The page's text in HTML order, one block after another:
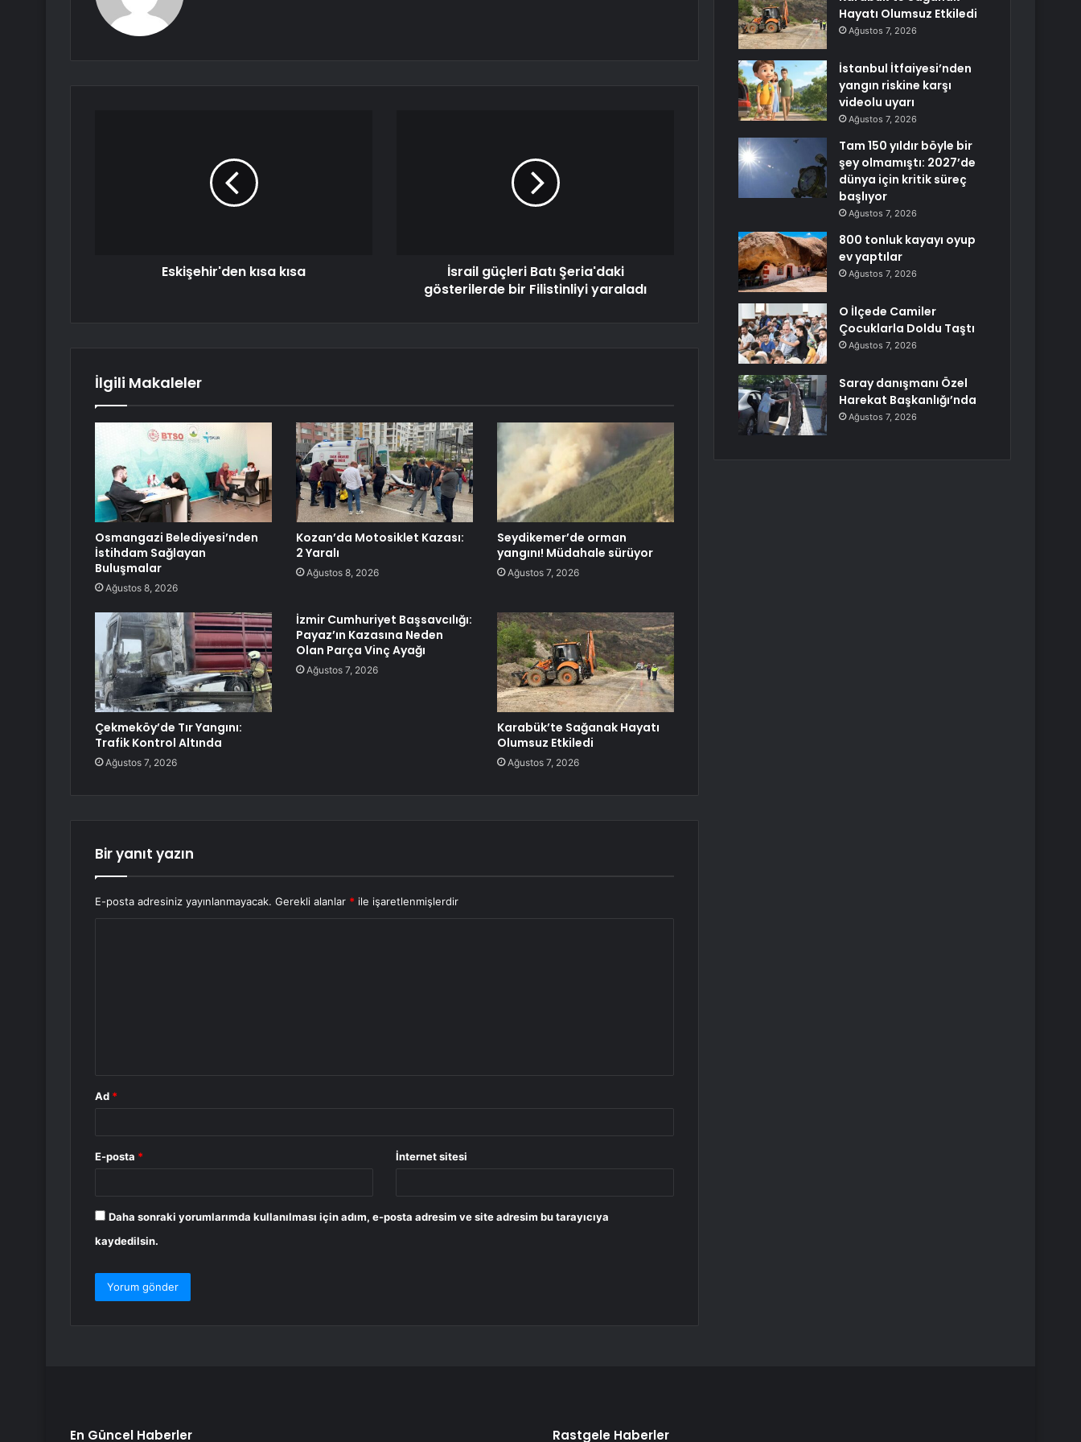
Eskişehir'den kısa kısa
İsrail güçleri Batı Şeria'daki
gösterilerde bir Filistinliyi yaraladı
İlgili Makaleler
Osmangazi Belediyesi’nden
İstihdam Sağlayan
Buluşmalar
Ağustos 8, 2026
Kozan’da Motosiklet Kazası:
2 Yaralı
Ağustos 8, 2026
Seydikemer’de orman
yangını! Müdahale sürüyor
Ağustos 7, 2026
Çekmeköy’de Tır Yangını:
Trafik Kontrol Altında
Ağustos 7, 2026
İzmir Cumhuriyet Başsavcılığı:
Payaz’ın Kazasına Neden
Olan Parça Vinç Ayağı
Ağustos 7, 2026
Karabük’te Sağanak Hayatı
Olumsuz Etkiledi
Ağustos 7, 2026
Bir yanıt yazın
E-posta adresiniz yayınlanmayacak. Gerekli alanlar * ile işaretlenmişlerdir
Ad *
E-posta * İnternet sitesi
Daha sonraki yorumlarımda kullanılması için adım, e-posta adresim ve site adresim bu tarayıcıya
kaydedilsin.
Hayatı Olumsuz Etkiledi
Ağustos 7, 2026
İstanbul İtfaiyesi’nden
yangın riskine karşı
videolu uyarı
Ağustos 7, 2026
Tam 150 yıldır böyle bir
şey olmamıştı: 2027’de
dünya için kritik süreç
başlıyor
Ağustos 7, 2026
800 tonluk kayayı oyup
ev yaptılar
Ağustos 7, 2026
O İlçede Camiler
Çocuklarla Doldu Taştı
Ağustos 7, 2026
Saray danışmanı Özel
Harekat Başkanlığı’nda
Ağustos 7, 2026
En Güncel Haberler Rastgele Haberler